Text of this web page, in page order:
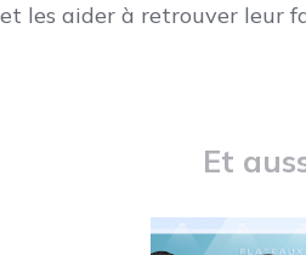
et les aider à retrouver leur
Et